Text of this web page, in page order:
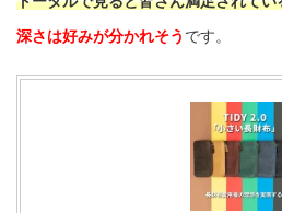
深さは好みが分かれそう です。